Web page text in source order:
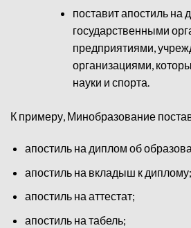
поставит апостиль
государственными
предприятиями,
организациями,
науки и спорта.
К примеру, Минобразование
апостиль на диплом об
апостиль на вкладыш к диплому;
апостиль на аттестат;
апостиль на табель;